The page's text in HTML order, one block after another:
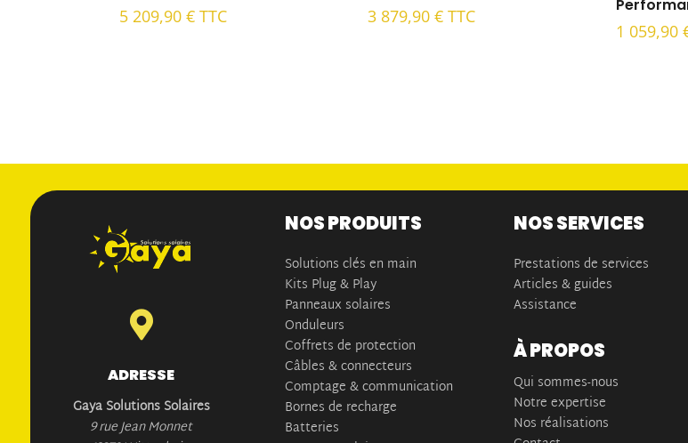
5 209,90€ TTC 3 879,90€ TTC
1 059,90

ADRESSE
Gaya Solutions Solaires
9 rue Jean Monnet
NOS PRODUITS
Solutions clés en main
Kits Plug & Play
Panneaux solaires
Onduleurs
Coffrets de protection
Câbles & connecteurs
Comptage & communication
Bornes de recharge
Batteries
NOS SERVICES
Prestations de services
Articles & guides
Assistance
À PROPOS
Qui sommes-nous
Notre expertise
Nos réalisations